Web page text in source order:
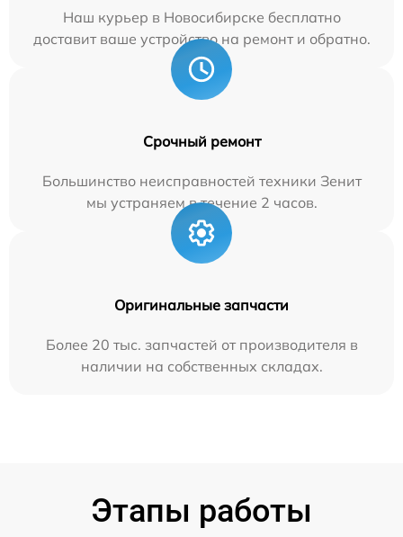
Наш курьер в Новосибирске бесплатно
доставит ваше устройство на ремонт и обратно.
Срочный ремонт
Большинство неисправностей техники Зенит
мы устраняем в течение 2 часов.
Оригинальные запчасти
Более 20 тыс. запчастей от производителя в
наличии на собственных складах.
Этапы работы